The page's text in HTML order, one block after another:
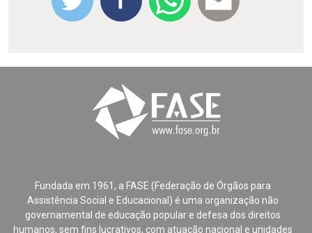
Fundada em 1961, a FASE (Federação de Órgãos para
Assistência Social e Educacional) é uma organização não
governamental de educação popular e defesa dos direitos
humanos, sem fins lucrativos, com atuação nacional e unidades